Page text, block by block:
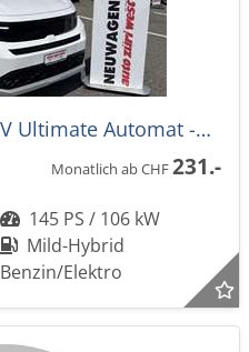
OPEL Frontera 1.2i MHEV Ultimate Automat -28%
Monatlich ab CHF231.-
145 PS / 106 kW
Mild-Hybrid
Benzin/Elektro